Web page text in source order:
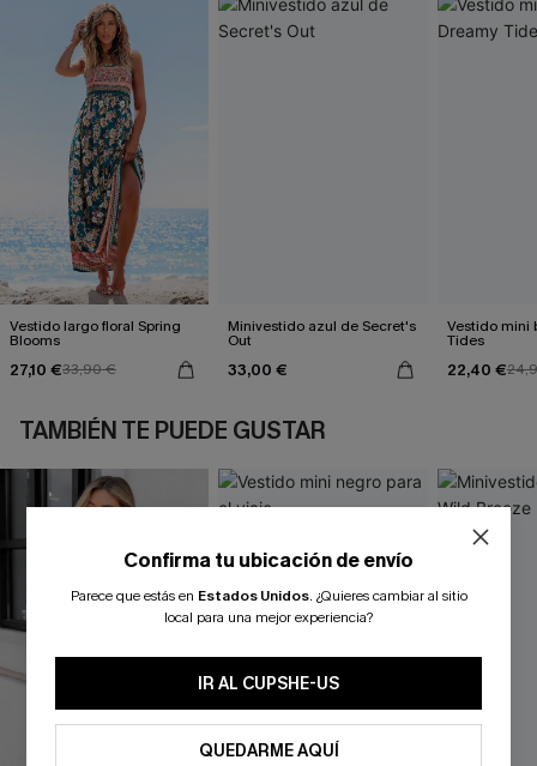
Vestido largo floral Spring
Blooms
27,10 €33,90 €
Minivestido azul de Secret's
Out
33,00 €
Vestido mini
Tides
22,40 €
TAMBIÉN TE PUEDE GUSTAR
Confirma tu ubicación de envío
Parece que estás en Estados Unidos. ¿Quieres cambiar al sitio
local para una mejor experiencia?
IR AL CUPSHE-US
QUEDARME AQUÍ